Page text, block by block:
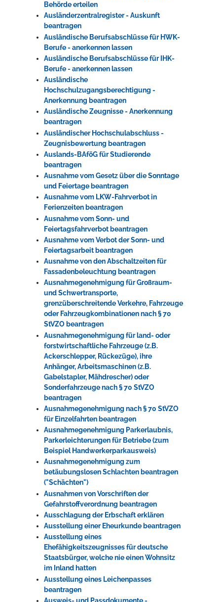
Behörde erteilen
Ausländerzentralregister - Auskunft
beantragen
Ausländische Berufsabschlüsse für HWK-
Berufe - anerkennen lassen
Ausländische Berufsabschlüsse für IHK-
Berufe - anerkennen lassen
Ausländische
Hochschulzugangsberechtigung -
Anerkennung beantragen
Ausländische Zeugnisse - Anerkennung
beantragen
Ausländischer Hochschulabschluss -
Zeugnisbewertung beantragen
Auslands-BAföG für Studierende
beantragen
Ausnahme vom Gesetz über die Sonntage
und Feiertage beantragen
Ausnahme vom LKW-Fahrverbot in
Ferienzeiten beantragen
Ausnahme vom Sonn- und
Feiertagsfahrverbot beantragen
Ausnahme vom Verbot der Sonn- und
Feiertagsarbeit beantragen
Ausnahme von den Abschaltzeiten für
Fassadenbeleuchtung beantragen
Ausnahmegenehmigung für Großraum-
und Schwertransporte,
grenzüberschreitende Verkehre, Fahrzeuge
oder Fahrzeugkombinationen nach § 70
StVZO beantragen
Ausnahmegenehmigung für land- oder
forstwirtschaftliche Fahrzeuge (z.B.
Ackerschlepper, Rückezüge), ihre
Anhänger, Arbeitsmaschinen (z.B.
Gabelstapler, Mähdrescher) oder
Sonderfahrzeuge nach § 70 StVZO
beantragen
Ausnahmegenehmigung nach § 70 StVZO
für Einzelfahrten beantragen
Ausnahmegenehmigung Parkerlaubnis,
Parkerleichterungen für Betriebe (zum
Beispiel Handwerkerparkausweis)
Ausnahmegenehmigung zum
betäubungslosen Schlachten beantragen
("Schächten")
Ausnahmen von Vorschriften der
Gefahrstoffverordnung beantragen
Ausschlagung der Erbschaft erklären
Ausstellung einer Eheurkunde beantragen
Ausstellung eines
Ehefähigkeitszeugnisses für deutsche
Staatsbürger, welche nie einen Wohnsitz
im Inland hatten
Ausstellung eines Leichenpasses
beantragen